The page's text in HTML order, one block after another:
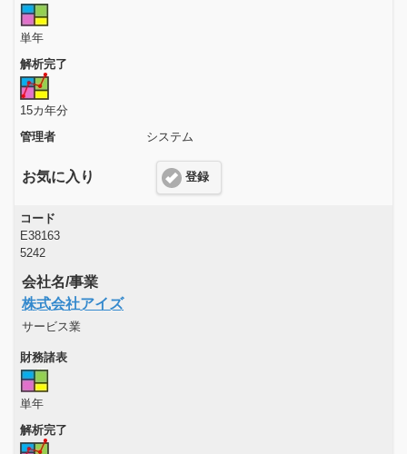
単年
解析完了
15カ年分
管理者
システム
お気に入り 登録
コード
E38163
5242
会社名/事業
株式会社アイズ
サービス業
財務諸表
単年
解析完了